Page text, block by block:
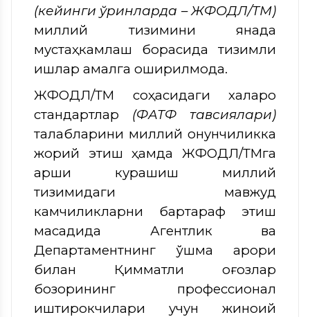
(кейинги ўринларда – ЖФОДЛ/ТМ)
миллий тизимини янада
мустаҳкамлаш борасида тизимли
ишлар амалга оширилмоқда.
ЖФОДЛ/ТМ соҳасидаги халқаро
стандартлар (ФАТФ тавсиялари)
талабларини миллий қонунчиликка
жорий этиш ҳамда ЖФОДЛ/ТМга
қарши курашиш миллий
тизимидаги мавжуд
камчиликларни бартараф этиш
мақсадида Агентлик ва
Департаментнинг қўшма қарори
билан Қимматли қоғозлар
бозорининг профессионал
иштирокчилари учун жиноий